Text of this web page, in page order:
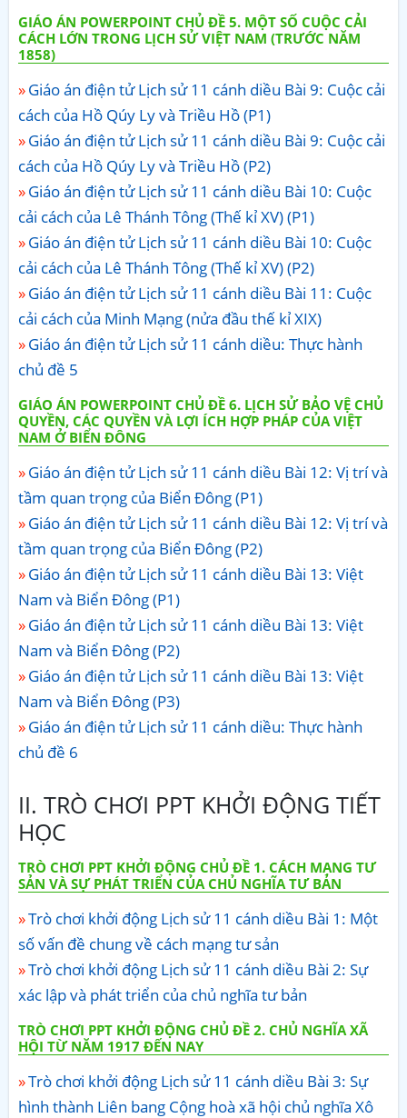
GIÁO ÁN POWERPOINT CHỦ ĐỀ 5. MỘT SỐ CUỘC CẢI
CÁCH LỚN TRONG LỊCH SỬ VIỆT NAM (TRƯỚC NĂM
1858)
Giáo án điện tử Lịch sử 11 cánh diều Bài 9: Cuộc cải
cách của Hồ Qúy Ly và Triều Hồ (P1)
Giáo án điện tử Lịch sử 11 cánh diều Bài 9: Cuộc cải
cách của Hồ Qúy Ly và Triều Hồ (P2)
Giáo án điện tử Lịch sử 11 cánh diều Bài 10: Cuộc
cải cách của Lê Thánh Tông (Thế kỉ XV) (P1)
Giáo án điện tử Lịch sử 11 cánh diều Bài 10: Cuộc
cải cách của Lê Thánh Tông (Thế kỉ XV) (P2)
Giáo án điện tử Lịch sử 11 cánh diều Bài 11: Cuộc
cải cách của Minh Mạng (nửa đầu thế kỉ XIX)
Giáo án điện tử Lịch sử 11 cánh diều: Thực hành
chủ đề 5
GIÁO ÁN POWERPOINT CHỦ ĐỀ 6. LỊCH SỬ BẢO VỆ CHỦ
QUYỀN, CÁC QUYỀN VÀ LỢI ÍCH HỢP PHÁP CỦA VIỆT
NAM Ở BIỂN ĐÔNG
Giáo án điện tử Lịch sử 11 cánh diều Bài 12: Vị trí và
tầm quan trọng của Biển Đông (P1)
Giáo án điện tử Lịch sử 11 cánh diều Bài 12: Vị trí và
tầm quan trọng của Biển Đông (P2)
Giáo án điện tử Lịch sử 11 cánh diều Bài 13: Việt
Nam và Biển Đông (P1)
Giáo án điện tử Lịch sử 11 cánh diều Bài 13: Việt
Nam và Biển Đông (P2)
Giáo án điện tử Lịch sử 11 cánh diều Bài 13: Việt
Nam và Biển Đông (P3)
Giáo án điện tử Lịch sử 11 cánh diều: Thực hành
chủ đề 6
II. TRÒ CHƠI PPT KHỞI ĐỘNG TIẾT
HỌC
TRÒ CHƠI PPT KHỞI ĐỘNG CHỦ ĐỀ 1. CÁCH MẠNG TƯ
SẢN VÀ SỰ PHÁT TRIỂN CỦA CHỦ NGHĨA TƯ BẢN
Trò chơi khởi động Lịch sử 11 cánh diều Bài 1: Một
số vấn đề chung về cách mạng tư sản
Trò chơi khởi động Lịch sử 11 cánh diều Bài 2: Sự
xác lập và phát triển của chủ nghĩa tư bản
TRÒ CHƠI PPT KHỞI ĐỘNG CHỦ ĐỀ 2. CHỦ NGHĨA XÃ
HỘI TỪ NĂM 1917 ĐẾN NAY
Trò chơi khởi động Lịch sử 11 cánh diều Bài 3: Sự
hình thành Liên bang Cộng hoà xã hội chủ nghĩa Xô